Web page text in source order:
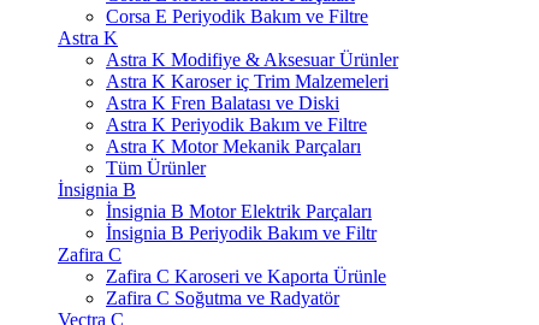
Corsa E Periyodik Bakım ve Filtre
Astra K
Astra K Modifiye & Aksesuar Ürünler
Astra K Karoser iç Trim Malzemeleri
Astra K Fren Balatası ve Diski
Astra K Periyodik Bakım ve Filtre
Astra K Motor Mekanik Parçaları
Tüm Ürünler
İnsignia B
İnsignia B Motor Elektrik Parçaları
İnsignia B Periyodik Bakım ve Filtr
Zafira C
Zafira C Karoseri ve Kaporta Ürünle
Zafira C Soğutma ve Radyatör
Vectra C